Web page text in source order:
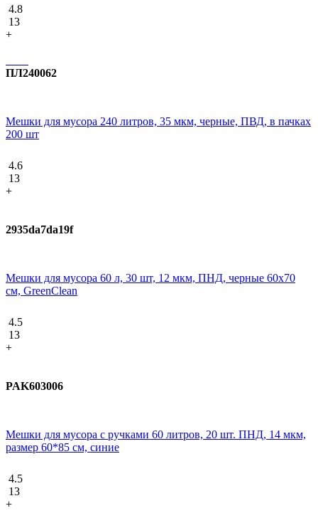
4.8
13
+
ПЛ240062
Мешки для мусора 240 литров, 35 мкм, черные, ПВД, в пачках
200 шт
4.6
13
+
2935da7da19f
Мешки для мусора 60 л, 30 шт, 12 мкм, ПНД, черные 60х70
см, GreenClean
4.5
13
+
PAK603006
Мешки для мусора с ручками 60 литров, 20 шт. ПНД, 14 мкм,
размер 60*85 см, синие
4.5
13
+